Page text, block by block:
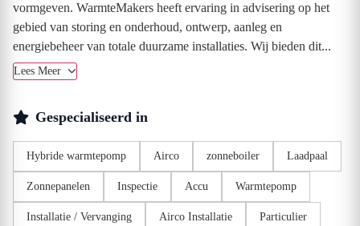
vormgeven. WarmteMakers heeft ervaring in advisering op het
gebied van storing en onderhoud, ontwerp, aanleg en
energiebeheer van totale duurzame installaties. Wij bieden dit...
Lees Meer
Gespecialiseerd in
Hybride warmtepomp Airco zonneboiler Laadpaal
Zonnepanelen Inspectie Accu Warmtepomp
Installatie / Vervanging Airco Installatie Particulier